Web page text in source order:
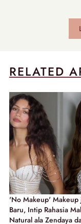
RELATED
'No Makeup' Makeup
Baru, Intip Rahasia
Natural ala Zendaya